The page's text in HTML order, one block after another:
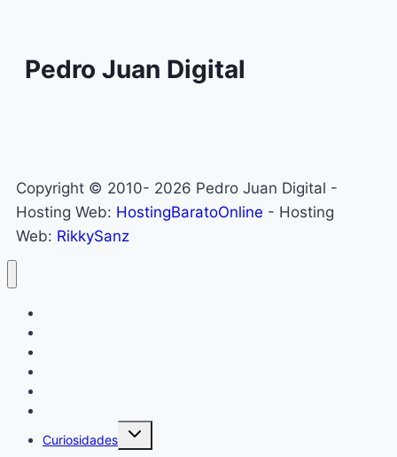
Pedro Juan Digital
Copyright © 2010- 2026 Pedro Juan Digital -
Hosting Web: HostingBaratoOnline - Hosting
Web: RikkySanz
Curiosidades